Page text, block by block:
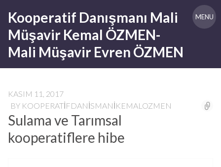
content
Kooperatif Danışmanı Mali
Müşavir Kemal ÖZMEN-
Mali Müşavir Evren ÖZMEN
MENU
KASIM 11, 2017
BY KOOPERATIFDANISMANIKEMALOZMEN
Sulama ve Tarımsal
kooperatiflere hibe